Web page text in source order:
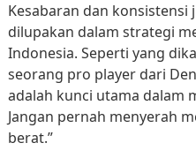
Kesabaran dan
dilupakan dalam strategi
Indonesia. Seperti yang
seorang pro player dari
adalah kunci utama dalam
Jangan pernah menyerah
berat.”